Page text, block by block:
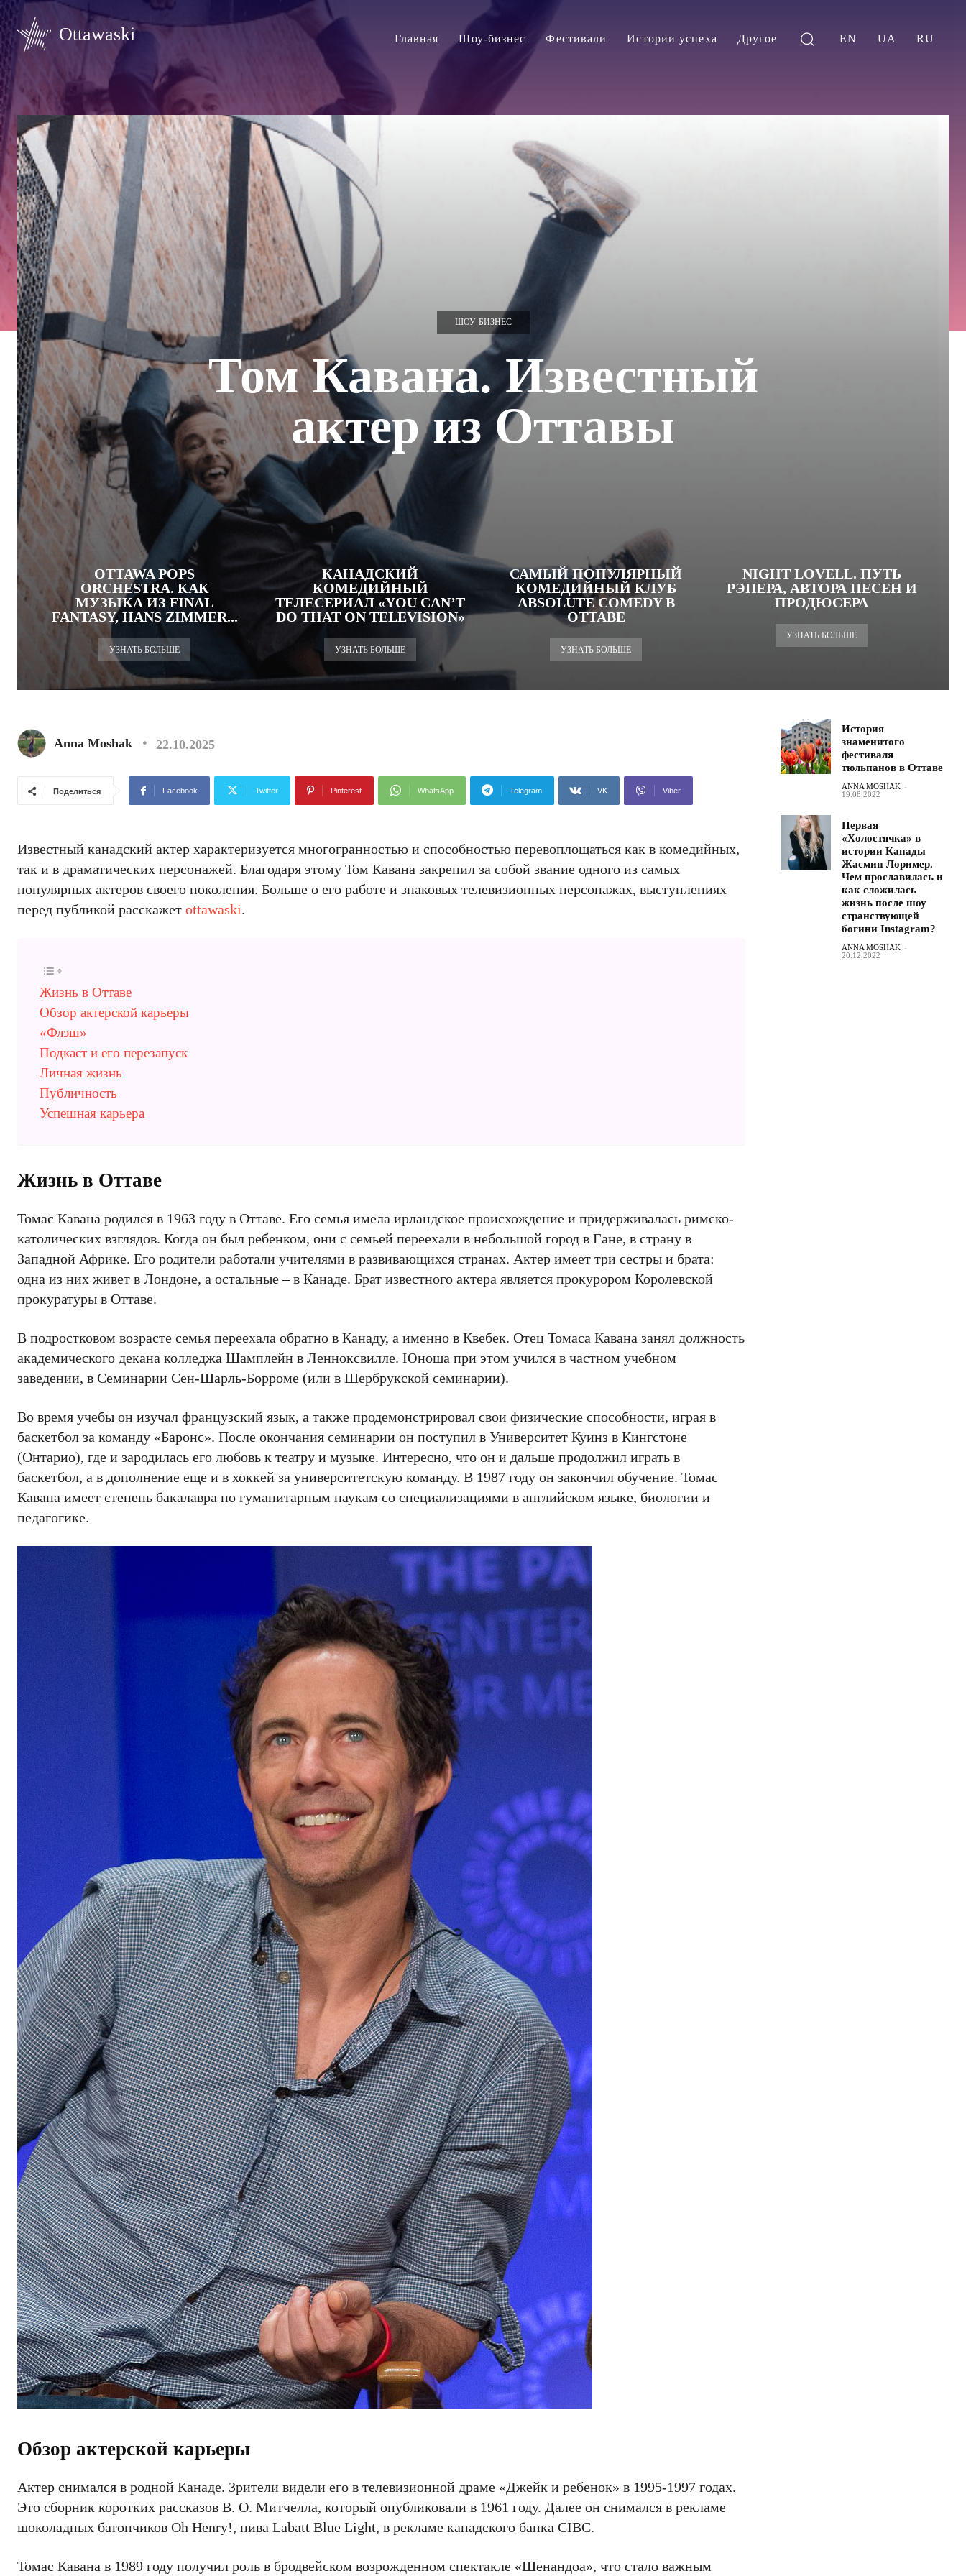
Ottawaski Главная Шоу-бизнес Фестивали Истории успеха Другое EN UA RU
ШОУ-БИЗНЕС
Том Кавана. Известный
актер из Оттавы
OTTAWA POPS
ORCHESTRA. КАК
МУЗЫКА ИЗ FINAL
FANTASY, HANS ZIMMER...
УЗНАТЬ БОЛЬШЕ
КАНАДСКИЙ
КОМЕДИЙНЫЙ
ТЕЛЕСЕРИАЛ «YOU CAN’T
DO THAT ON TELEVISION»
УЗНАТЬ БОЛЬШЕ
САМЫЙ ПОПУЛЯРНЫЙ
КОМЕДИЙНЫЙ КЛУБ
ABSOLUTE COMEDY В
ОТТАВЕ
УЗНАТЬ БОЛЬШЕ
NIGHT LOVELL. ПУТЬ
РЭПЕРА, АВТОРА ПЕСЕН И
ПРОДЮСЕРА
УЗНАТЬ БОЛЬШЕ
Anna Moshak 22.10.2025
Поделиться Facebook Twitter Pinterest WhatsApp Telegram VK Viber
Известный канадский актер характеризуется многогранностью и способностью перевоплощаться как в комедийных,
так и в драматических персонажей. Благодаря этому Том Кавана закрепил за собой звание одного из самых
популярных актеров своего поколения. Больше о его работе и знаковых телевизионных персонажах, выступлениях
перед публикой расскажет ottawaski.
Жизнь в Оттаве
Обзор актерской карьеры
«Флэш»
Подкаст и его перезапуск
Личная жизнь
Публичность
Успешная карьера
Жизнь в Оттаве
Томас Кавана родился в 1963 году в Оттаве. Его семья имела ирландское происхождение и придерживалась римско-
католических взглядов. Когда он был ребенком, они с семьей переехали в небольшой город в Гане, в страну в
Западной Африке. Его родители работали учителями в развивающихся странах. Актер имеет три сестры и брата:
одна из них живет в Лондоне, а остальные – в Канаде. Брат известного актера является прокурором Королевской
прокуратуры в Оттаве.
В подростковом возрасте семья переехала обратно в Канаду, а именно в Квебек. Отец Томаса Кавана занял должность
академического декана колледжа Шамплейн в Ленноксвилле. Юноша при этом учился в частном учебном
заведении, в Семинарии Сен-Шарль-Борроме (или в Шербрукской семинарии).
Во время учебы он изучал французский язык, а также продемонстрировал свои физические способности, играя в
баскетбол за команду «Баронс». После окончания семинарии он поступил в Университет Куинз в Кингстоне
(Онтарио), где и зародилась его любовь к театру и музыке. Интересно, что он и дальше продолжил играть в
баскетбол, а в дополнение еще и в хоккей за университетскую команду. В 1987 году он закончил обучение. Томас
Кавана имеет степень бакалавра по гуманитарным наукам со специализациями в английском языке, биологии и
педагогике.
Обзор актерской карьеры
Актер снимался в родной Канаде. Зрители видели его в телевизионной драме «Джейк и ребенок» в 1995-1997 годах.
Это сборник коротких рассказов В. О. Митчелла, который опубликовали в 1961 году. Далее он снимался в рекламе
шоколадных батончиков Oh Henry!, пива Labatt Blue Light, в рекламе канадского банка CIBC.
Томас Кавана в 1989 году получил роль в бродвейском возрожденном спектакле «Шенандоа», что стало важным
История
знаменитого
фестиваля
тюльпанов в Оттаве
ANNA MOSHAK -
19.08.2022
Первая
«Холостячка» в
истории Канады
Жасмин Лоример.
Чем прославилась и
как сложилась
жизнь после шоу
странствующей
богини Instagram?
ANNA MOSHAK -
20.12.2022